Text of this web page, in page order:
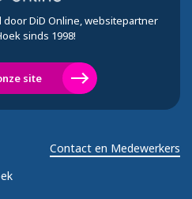
DiD Online, websitepartner
sinds 1998!
site
Contact en Medewerkers